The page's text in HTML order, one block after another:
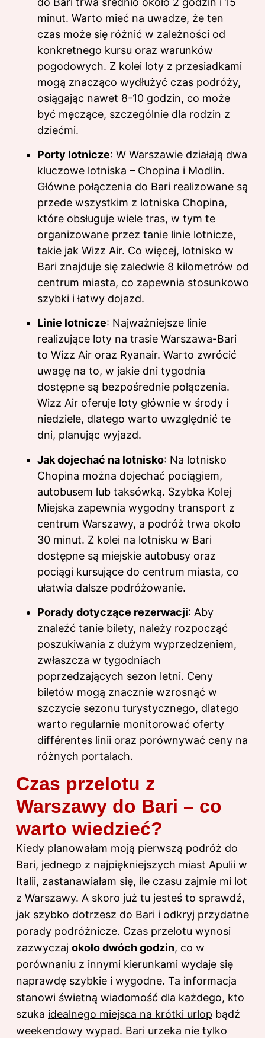
minut. Warto mieć na uwadze, że ten
czas może się różnić w zależności od
konkretnego kursu oraz warunków
pogodowych. Z kolei loty z przesiadkami
mogą znacząco wydłużyć czas podróży,
osiągając nawet 8-10 godzin, co może
być męczące, szczególnie dla rodzin z
dziećmi.
Porty lotnicze: W Warszawie działają dwa
kluczowe lotniska – Chopina i Modlin.
Główne połączenia do Bari realizowane są
przede wszystkim z lotniska Chopina,
które obsługuje wiele tras, w tym te
organizowane przez tanie linie lotnicze,
takie jak Wizz Air. Co więcej, lotnisko w
Bari znajduje się zaledwie 8 kilometrów od
centrum miasta, co zapewnia stosunkowo
szybki i łatwy dojazd.
Linie lotnicze: Najważniejsze linie
realizujące loty na trasie Warszawa-Bari
to Wizz Air oraz Ryanair. Warto zwrócić
uwagę na to, w jakie dni tygodnia
dostępne są bezpośrednie połączenia.
Wizz Air oferuje loty głównie w środy i
niedziele, dlatego warto uwzględnić te
dni, planując wyjazd.
Jak dojechać na lotnisko: Na lotnisko
Chopina można dojechać pociągiem,
autobusem lub taksówką. Szybka Kolej
Miejska zapewnia wygodny transport z
centrum Warszawy, a podróż trwa około
30 minut. Z kolei na lotnisku w Bari
dostępne są miejskie autobusy oraz
pociągi kursujące do centrum miasta, co
ułatwia dalsze podróżowanie.
Porady dotyczące rezerwacji: Aby
znaleźć tanie bilety, należy rozpocząć
poszukiwania z dużym wyprzedzeniem,
zwłaszcza w tygodniach
poprzedzających sezon letni. Ceny
biletów mogą znacznie wzrosnąć w
szczycie sezonu turystycznego, dlatego
warto regularnie monitorować oferty
différentes linii oraz porównywać ceny na
różnych portalach.
Czas przelotu z
Warszawy do Bari – co
warto wiedzieć?
Kiedy planowałam moją pierwszą podróż do
Bari, jednego z najpiękniejszych miast Apulii w
Italii, zastanawiałam się, ile czasu zajmie mi lot
z Warszawy. A skoro już tu jesteś to sprawdź,
jak szybko dotrzesz do Bari i odkryj przydatne
porady podróżnicze. Czas przelotu wynosi
zazwyczaj około dwóch godzin, co w
porównaniu z innymi kierunkami wydaje się
naprawdę szybkie i wygodne. Ta informacja
stanowi świetną wiadomość dla każdego, kto
szuka idealnego miejsca na krótki urlop bądź
weekendowy wypad. Bari urzeka nie tylko